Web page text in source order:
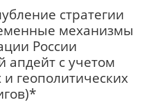
стратегии
механизмы
России
апдейт с учетом
геополитических